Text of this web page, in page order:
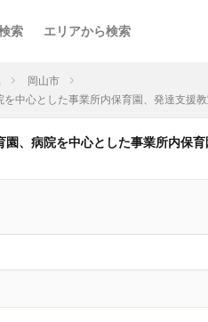
索 エリアから検索
岡山市
中心とした事業所内保育園、発達支
、病院を中心とした事業所内保